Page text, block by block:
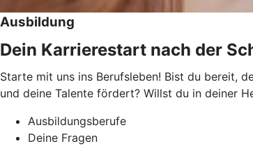
Ausbildung
Dein Karrierestart nach der
Starte mit uns ins Berufsleben! Bist du bereit,
und deine Talente fördert? Willst du in deiner
Ausbildungsberufe
Deine Fragen